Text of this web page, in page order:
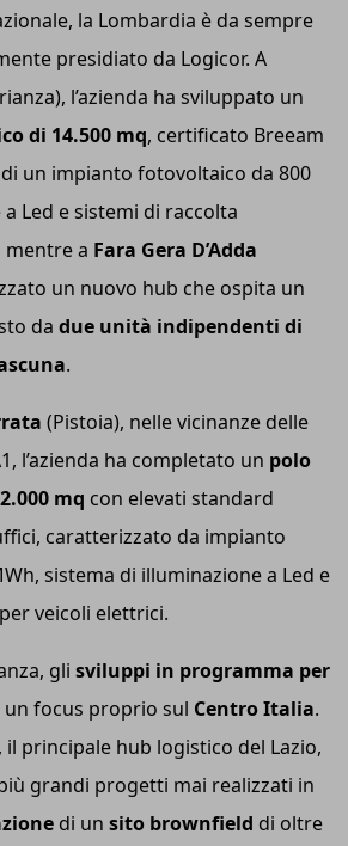
la Lombardia è da sempre
presidiato da Logicor. A
l’azienda ha sviluppato un
di 14.500 mq, certificato Breeam
un impianto fotovoltaico da 800
Led e sistemi di raccolta
mentre a Fara Gera D’Adda
un nuovo hub che ospita un
da due unità indipendenti di
.
(Pistoia), nelle vicinanze delle
l’azienda ha completato un polo
mq con elevati standard
caratterizzato da impianto
sistema di illuminazione a Led e
veicoli elettrici.
gli sviluppi in programma per
un focus proprio sul Centro Italia.
il principale hub logistico del Lazio,
grandi progetti mai realizzati in
di un sito brownfield di oltre